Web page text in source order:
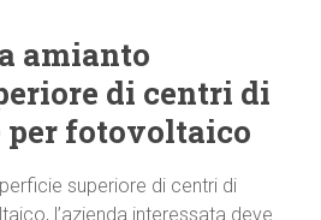
amianto
di centri di
fotovoltaico
superiore di centri di
l’azienda interessata deve